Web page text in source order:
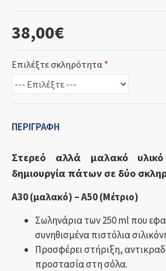
38,00€
Επιλέξτε σκληρότητα
ΠΕΡΙΓΡΑΦΉ
Στερεό αλλά μαλακό
δημιουργία πάτων σε δύο
A30 (μαλακό) – A50 (Μέτριο)
Σωληνάρια των 250 ml που
συνηθισμένα πιστόλια
Προσφέρει στήριξη,
προστασία στη σόλα.